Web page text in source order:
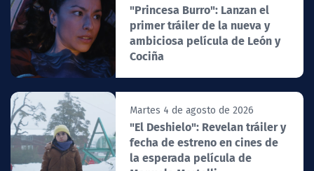
"Princesa Burro": Lanzan el
primer tráiler de la nueva y
ambiciosa película de León y
Cociña
Martes 4 de agosto de 2026
"El Deshielo": Revelan tráiler y
fecha de estreno en cines de
la esperada película de